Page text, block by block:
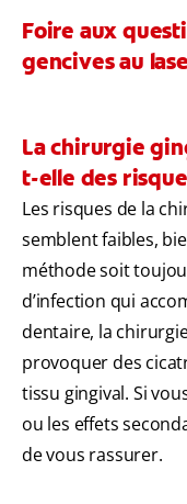
Foire aux
gencives au
La chirurgie
t-elle des
Les risques de la
semblent faibles,
méthode soit
d’infection qui
dentaire, la
provoquer des
tissu gingival. Si
ou les effets
de vous rassurer.